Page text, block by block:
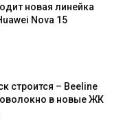
новая линейка
Nova 15
строится – Beeline
в новые ЖК